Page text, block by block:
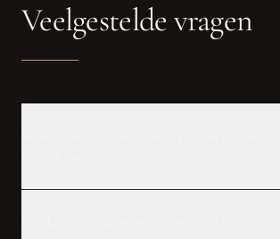
Veelgestelde vragen